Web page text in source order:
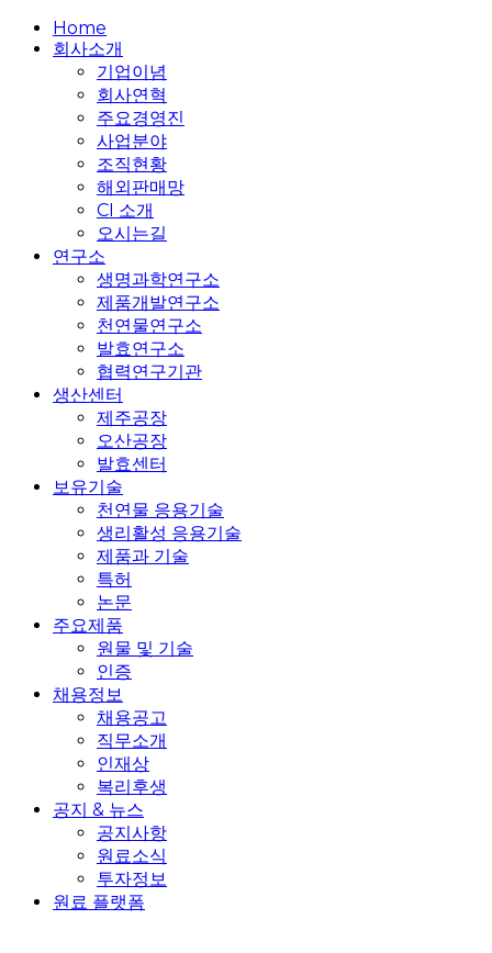
Close
Menu
Home
회사소개
기업이념
회사연혁
주요경영진
사업분야
조직현황
해외판매망
CI 소개
오시는길
연구소
생명과학연구소
제품개발연구소
천연물연구소
발효연구소
협력연구기관
생산센터
제주공장
오산공장
발효센터
보유기술
천연물 응용기술
생리활성 응용기술
제품과 기술
특허
논문
주요제품
원물 및 기술
인증
채용정보
채용공고
직무소개
인재상
복리후생
공지 & 뉴스
공지사항
원료소식
투자정보
원료 플랫폼